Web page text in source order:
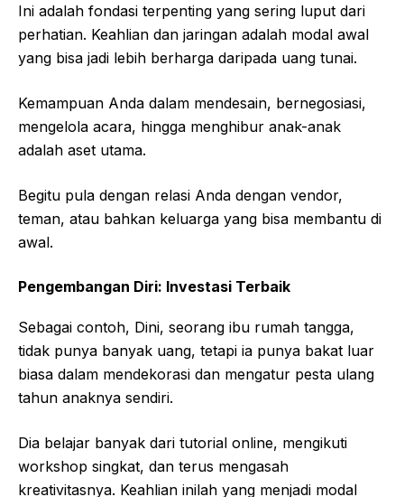
Ini adalah fondasi terpenting yang sering luput dari
perhatian. Keahlian dan jaringan adalah modal awal
yang bisa jadi lebih berharga daripada uang tunai.
Kemampuan Anda dalam mendesain, bernegosiasi,
mengelola acara, hingga menghibur anak-anak
adalah aset utama.
Begitu pula dengan relasi Anda dengan vendor,
teman, atau bahkan keluarga yang bisa membantu di
awal.
Pengembangan Diri: Investasi Terbaik
Sebagai contoh, Dini, seorang ibu rumah tangga,
tidak punya banyak uang, tetapi ia punya bakat luar
biasa dalam mendekorasi dan mengatur pesta ulang
tahun anaknya sendiri.
Dia belajar banyak dari tutorial online, mengikuti
workshop singkat, dan terus mengasah
kreativitasnya. Keahlian inilah yang menjadi modal